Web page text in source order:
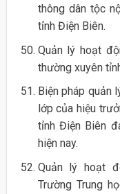
thông dân tộc
tỉnh Điện Biên.
Quản lý hoạt
thường xuyên
Biện pháp quản
lớp của hiệu
tỉnh Điện Biên
hiện nay.
Quản lý hoạt
Trường Trung